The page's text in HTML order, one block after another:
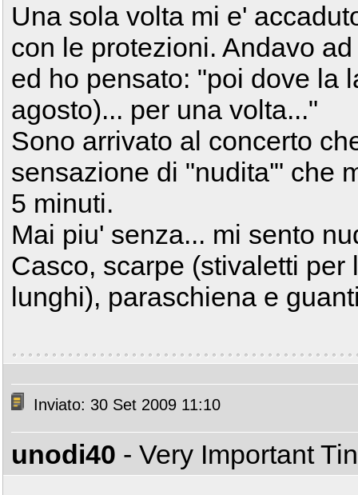
Una sola volta mi e'
con le protezioni. Andavo
ed ho pensato: "poi dove la
agosto)... per una volta..."
Sono arrivato al concerto
sensazione di "nudita'" che
5 minuti.
Mai piu' senza... mi sento
Casco, scarpe (stivaletti
lunghi), paraschiena e
Inviato: 30 Set 2009 11:10
unodi40 - Very Important